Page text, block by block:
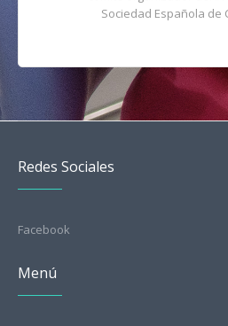
Sociedad Española de
Redes Sociales
Facebook
Menú